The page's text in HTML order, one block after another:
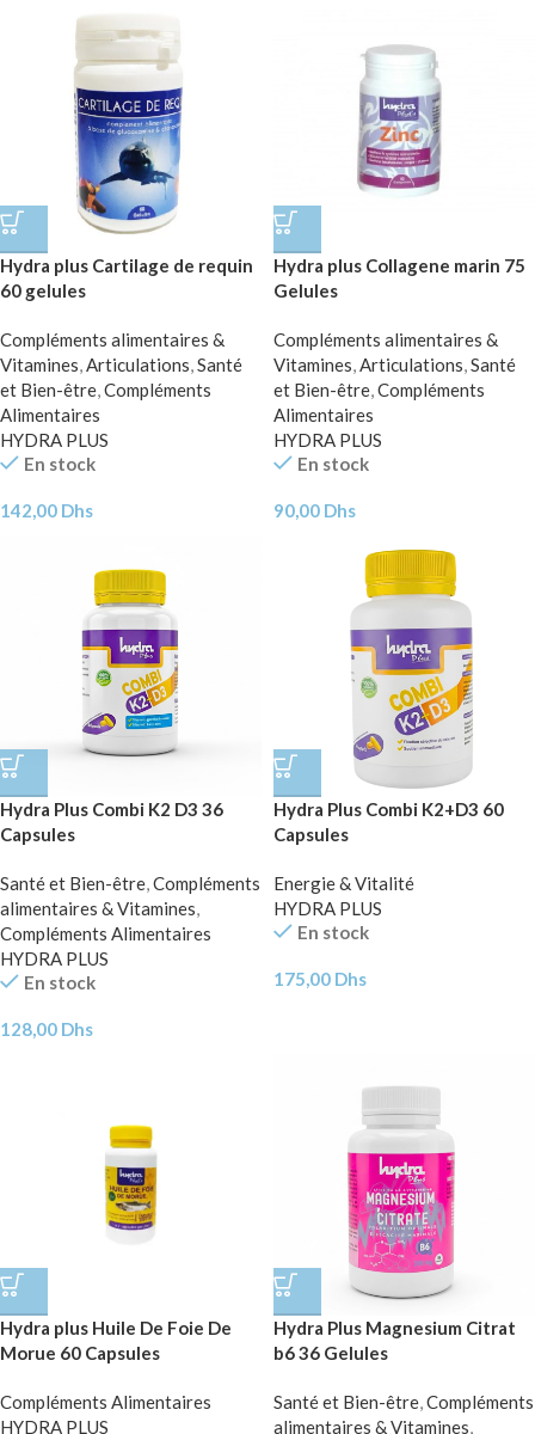
Hydra plus Cartilage de requin
60 gelules
Compléments alimentaires &
Vitamines,Articulations,Santé
et Bien-être,Compléments
Alimentaires
HYDRA PLUS
En stock
142,00 Dhs
Hydra plus Collagene marin 75
Gelules
Compléments alimentaires &
Vitamines,Articulations,Santé
et Bien-être,Compléments
Alimentaires
HYDRA PLUS
En stock
90,00 Dhs
Hydra Plus Combi K2 D3 36
Capsules
Santé et Bien-être,Compléments
alimentaires & Vitamines,
Compléments Alimentaires
HYDRA PLUS
En stock
128,00 Dhs
Hydra Plus Combi K2+D3 60
Capsules
Energie & Vitalité
HYDRA PLUS
En stock
175,00 Dhs
Hydra plus Huile De Foie De
Morue 60 Capsules
Compléments Alimentaires
HYDRA PLUS
Hydra Plus Magnesium Citrat
b6 36 Gelules
Santé et Bien-être,Compléments
alimentaires & Vitamines,